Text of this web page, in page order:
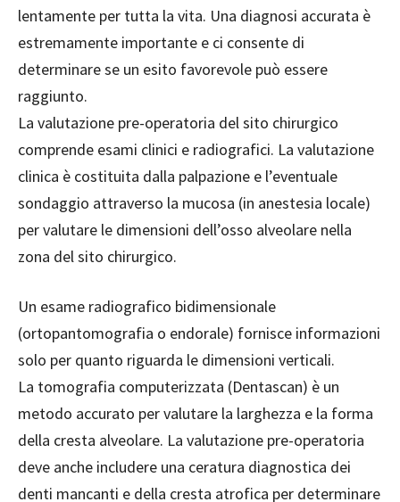
lentamente per tutta la vita. Una diagnosi accurata è
estremamente importante e ci consente di
determinare se un esito favorevole può essere
raggiunto.
La valutazione pre-operatoria del sito chirurgico
comprende esami clinici e radiografici. La valutazione
clinica è costituita dalla palpazione e l’eventuale
sondaggio attraverso la mucosa (in anestesia locale)
per valutare le dimensioni dell’osso alveolare nella
zona del sito chirurgico.
Un esame radiografico bidimensionale
(ortopantomografia o endorale) fornisce informazioni
solo per quanto riguarda le dimensioni verticali.
La tomografia computerizzata (Dentascan) è un
metodo accurato per valutare la larghezza e la forma
della cresta alveolare. La valutazione pre-operatoria
deve anche includere una ceratura diagnostica dei
denti mancanti e della cresta atrofica per determinare